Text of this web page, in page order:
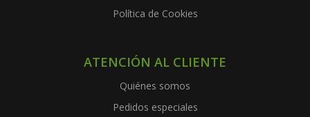
Política de Cookies
ATENCIÓN AL CLIENTE
Quiénes somos
Pedidos especiales